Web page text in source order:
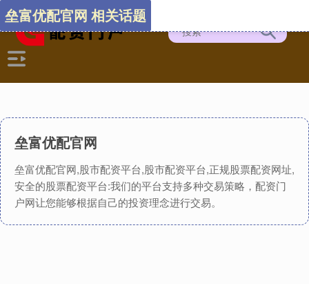
垒富优配官网
垒富优配官网,股市配资平台,股市配资平台,正规股票配资网址,
安全的股票配资平台:我们的平台支持多种交易策略，配资门
户网让您能够根据自己的投资理念进行交易。
垒富优配官网 相关话题